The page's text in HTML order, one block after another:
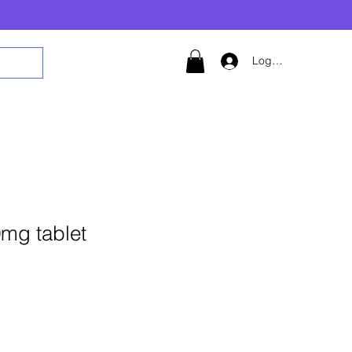
Logg inn
tablet